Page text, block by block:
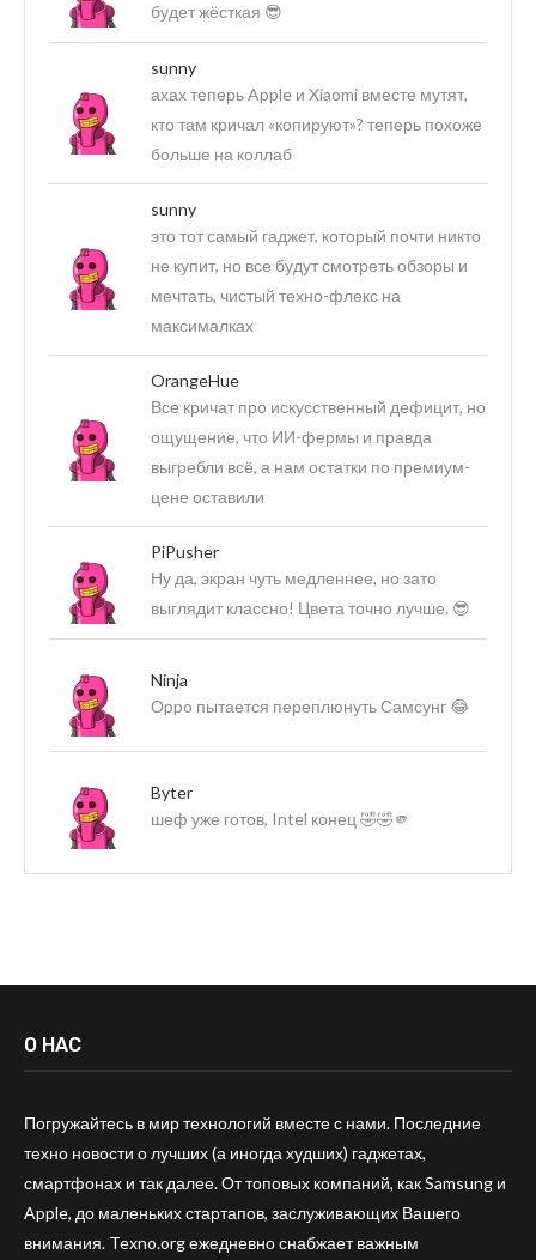
будет жёсткая 😎
sunny
ахах теперь Apple и Xiaomi вместе мутят,
кто там кричал «копируют»? теперь похоже
больше на коллаб
sunny
это тот самый гаджет, который почти никто
не купит, но все будут смотреть обзоры и
мечтать, чистый техно-флекс на
максималках
OrangeHue
Все кричат про искусственный дефицит, но
ощущение, что ИИ-фермы и правда
выгребли всё, а нам остатки по премиум-
цене оставили
PiPusher
Ну да, экран чуть медленнее, но зато
выглядит классно! Цвета точно лучше. 😎
Ninja
Оppo пытается переплюнуть Самсунг 😂
Byter
шеф уже готов, Intel конец 🤣🤣🫵
О НАС
Погружайтесь в мир технологий вместе с нами. Последние
техно новости о лучших (а иногда худших) гаджетах,
смартфонах и так далее. От топовых компаний, как Samsung и
Apple, до маленьких стартапов, заслуживающих Вашего
внимания. Texno.org ежедневно снабжает важным